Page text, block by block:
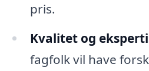
pris.
Kvalitet og
fagfolk vil have